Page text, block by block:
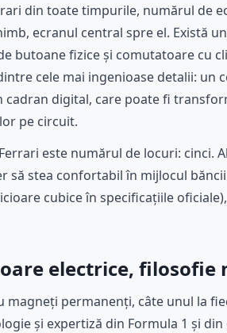
din toate timpurile, numărul de
ecranul central spre el. Există
butoane fizice și comutatoare cu
cele mai ingenioase detalii: un
cadran digital, care poate fi
pe circuit.
este numărul de locuri: cinci.
stea confortabil în mijlocul
cubice în specificațiile
electrice, filosofie
permanenți, câte unul la
și expertiză din Formula 1 și